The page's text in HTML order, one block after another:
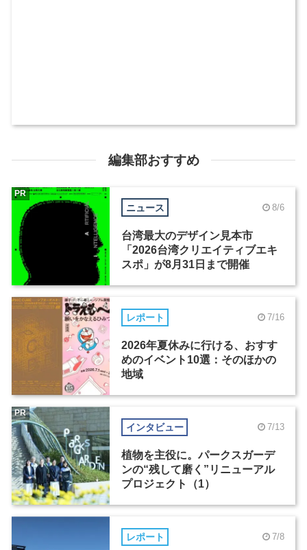
編集部おすすめ
ニュース 8/6
台湾最大のデザイン見本市
「2026台湾クリエイティブエキ
スポ」が8月31日まで開催
PR
レポート 7/16
2026年夏休みに行ける、おすす
めのイベント10選：そのほかの
地域
インタビュー 7/13
植物を主役に。パークスガーデ
ンの“残して磨く”リニューアル
プロジェクト（1）
PR
レポート 7/8